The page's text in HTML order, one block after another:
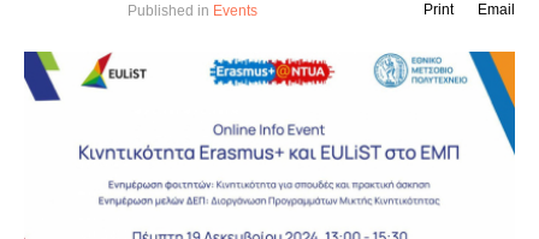
Published in Events Email
Print